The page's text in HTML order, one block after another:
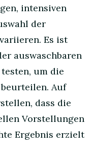
intensiven
der
Es ist
auswaschbaren
um die
Auf
dass die
Vorstellungen
Ergebnis erzielt